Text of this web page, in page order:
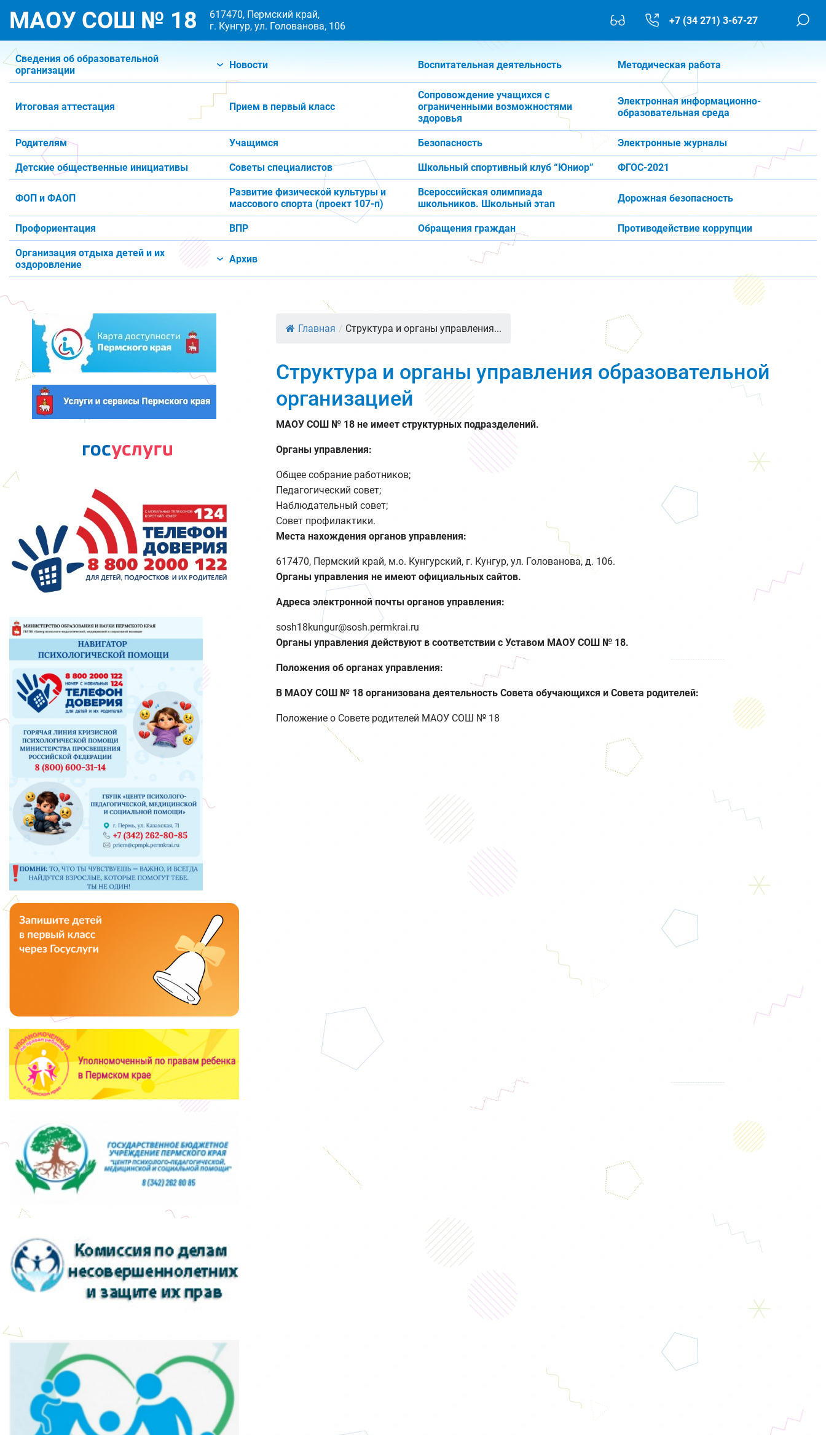
МАОУ СОШ № 18
617470, Пермский край,
г. Кунгур, ул. Голованова, 106
+7 (34 271) 3-67-27
Сведения об образовательной
организации
Новости Воспитательная деятельность Методическая работа
Итоговая аттестация Прием в первый класс
Сопровождение учащихся с
ограниченными возможностями
здоровья
Электронная информационно-
образовательная среда
Родителям Учащимся Безопасность Электронные журналы
Детские общественные инициативы Советы специалистов Школьный спортивный клуб “Юниор” ФГОС-2021
ФОП и ФАОП
Развитие физической культуры и
массового спорта (проект 107-п)
Всероссийская олимпиада
школьников. Школьный этап
Дорожная безопасность
Профориентация ВПР Обращения граждан Противодействие коррупции
Организация отдыха детей и их
оздоровление
Архив
Главная / Структура и органы управления...
Структура и органы управления образовательной
организацией
МАОУ СОШ № 18 не имеет структурных подразделений.
Органы управления:
Общее собрание работников;
Педагогический совет;
Наблюдательный совет;
Совет профилактики.
Места нахождения органов управления:
617470, Пермский край, м.о. Кунгурский, г. Кунгур, ул. Голованова, д. 106.
Органы управления не имеют официальных сайтов.
Адреса электронной почты органов управления:
sosh18kungur@sosh.permkrai.ru
Органы управления действуют в соответствии с Уставом МАОУ СОШ № 18.
Положения об органах управления:
В МАОУ СОШ № 18 организована деятельность Совета обучающихся и Совета родителей:
Положение о Совете родителей МАОУ СОШ № 18